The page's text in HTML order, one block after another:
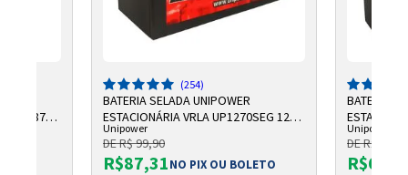
AH F187
(254)
BATERIA SELADA UNIPOWER
ESTACIONÁRIA VRLA UP1270SEG 12V
7AH F187
Unipower
DE R$ 99,90
R$87,31NO PIX OU BOLETO
BATERIA
UP1213
Unipower
DE R$ 66,90